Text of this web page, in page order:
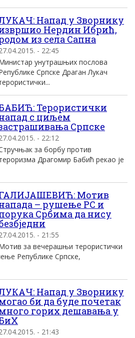
Напад у Зворнику
Нердин Ибрић,
из села Сапна
- 22:45
унутрашњих послова
Српске Драган Лукач
Терористички
с циљем
Српске
- 22:12
за борбу против
Драгомир Бабић рекао је
Мотив
– рушење РС и
Србима да нису
- 21:55
за вечерашњи терористички
Републике Српске,
Напад у Зворнику
би да буде почетак
горих дешавања у
- 21:43